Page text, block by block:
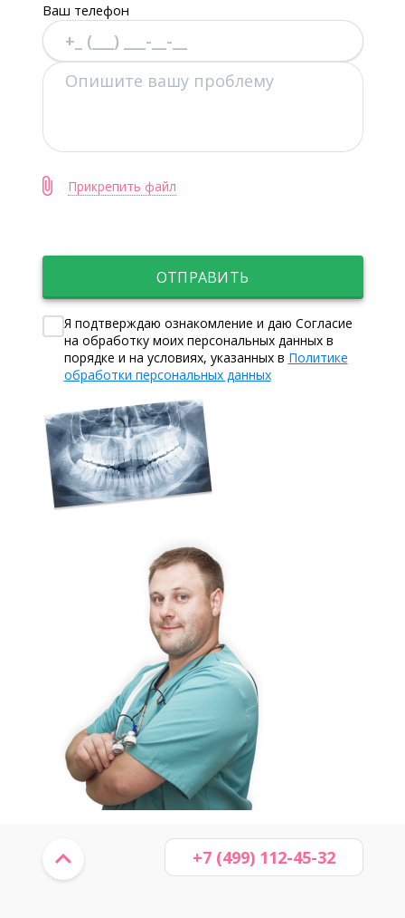
Ваш телефон
Прикрепить файл
ОТПРАВИТЬ
Я подтверждаю ознакомление и даю Согласие
на обработку моих персональных данных в
порядке и на условиях, указанных в Политике
обработки персональных данных
+7 (499) 112-45-32